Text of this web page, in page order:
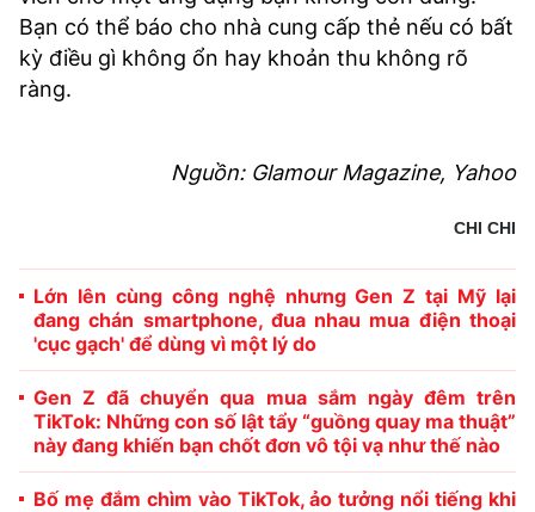
Bạn có thể báo cho nhà cung cấp thẻ nếu có bất
kỳ điều gì không ổn hay khoản thu không rõ
ràng.
Nguồn: Glamour Magazine, Yahoo
CHI CHI
Lớn lên cùng công nghệ nhưng Gen Z tại Mỹ lại
đang chán smartphone, đua nhau mua điện thoại
'cục gạch' để dùng vì một lý do
Gen Z đã chuyển qua mua sắm ngày đêm trên
TikTok: Những con số lật tẩy “guồng quay ma thuật”
này đang khiến bạn chốt đơn vô tội vạ như thế nào
Bố mẹ đắm chìm vào TikTok, ảo tưởng nổi tiếng khi